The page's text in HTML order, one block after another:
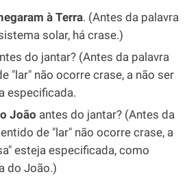
à Terra. (Antes da palavra
solar, há crase.)
do jantar? (Antes da palavra
"lar" não ocorre crase, a não ser
especificada.
João antes do jantar? (Antes da
de "lar" não ocorre crase, a
esteja especificada, como
do João.)